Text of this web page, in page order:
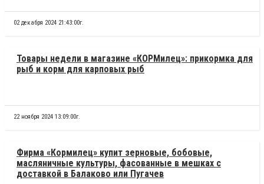
02 декабря 2024 21:43:00г.
Товары недели в магазине «КОРМилец»: прикормка для
рыб и корм для карповых рыб
22 ноября 2024 13:09:00г.
Фирма «Кормилец» купит зерновые, бобовые,
масляничные культуры, фасованные в мешках с
доставкой в Балаково или Пугачев